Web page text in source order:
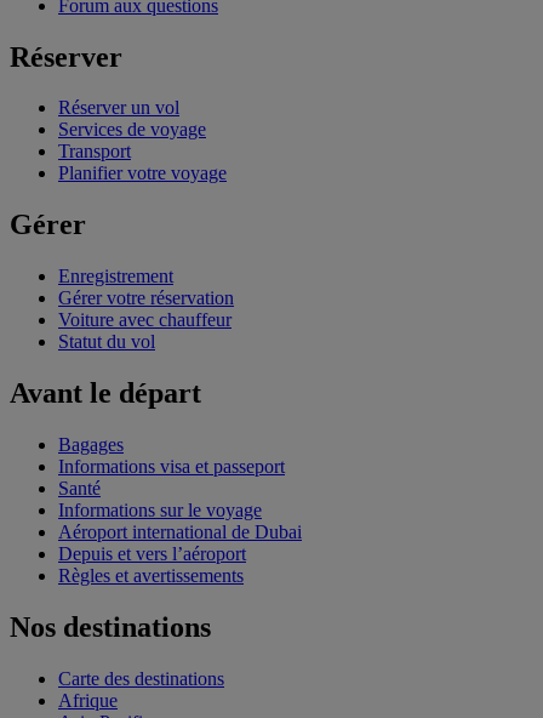
Forum aux questions
Réserver
Réserver un vol
Services de voyage
Transport
Planifier votre voyage
Gérer
Enregistrement
Gérer votre réservation
Voiture avec chauffeur
Statut du vol
Avant le départ
Bagages
Informations visa et passeport
Santé
Informations sur le voyage
Aéroport international de Dubai
Depuis et vers l’aéroport
Règles et avertissements
Nos destinations
Carte des destinations
Afrique